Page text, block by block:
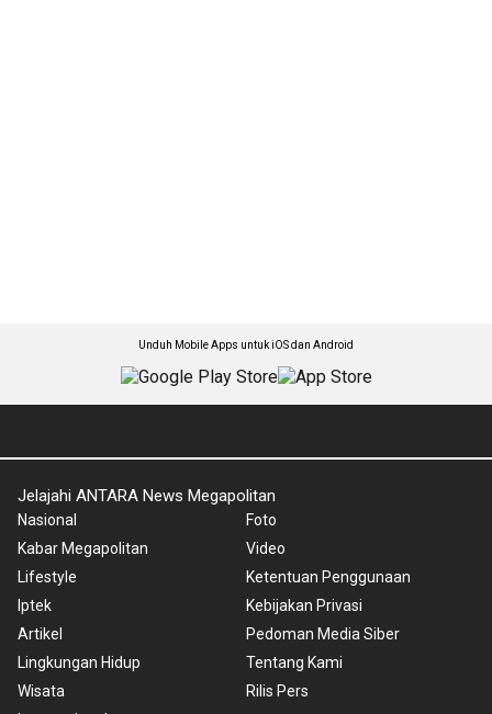
Unduh Mobile Apps untuk iOS dan Android
Jelajahi ANTARA News Megapolitan
Nasional
Kabar Megapolitan
Lifestyle
Iptek
Artikel
Lingkungan Hidup
Wisata
Foto
Video
Ketentuan Penggunaan
Kebijakan Privasi
Pedoman Media Siber
Tentang Kami
Rilis Pers